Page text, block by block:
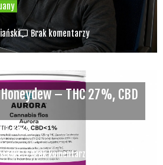
Brak komentarzy
lip, 2026
– THC 27%, CBD
Brak komentarzy